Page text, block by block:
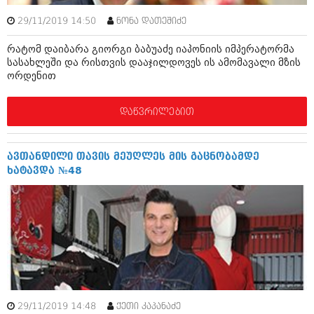
დეკემბერი 2015 (207)
ნოემბერი 2015 (264)
ოქტომბერი 2015 (204)
სექტემბერი 2015 (215)
აგვისტო 2015 (286)
ივნისი 2015 (261)
აპრილი 2015 (208)
თებერვალი 2015 (286)
იანვარი 2015 (247)
დეკემბერი 2014 (342)
ნოემბერი 2014 (290)
ოქტომბერი 2014 (292)
სექტემბერი 2014 (394)
აგვისტო 2014 (248)
ივლისი 2014 (313)
ივნისი 2014 (366)
მაისი 2014 (313)
აპრილი 2014 (290)
29/11/2019 14:50 ნონა დათეშიძე
რატომ დაიბარა გიორგი ბაბუაძე იაპონიის იმპერატორმა
სასახლეში და რისთვის დააჯილდოვეს ის ამომავალი მზის
ორდენით
დაწვრილებით
ავთანდილი თავის მეუღლეს მის გაცნობამდე
ხატავდა №48
29/11/2019 14:48 ქეთი კაპანაძე